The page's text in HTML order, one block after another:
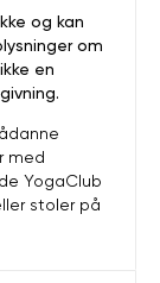
og kan
om
en
med
YogaClub
stoler på